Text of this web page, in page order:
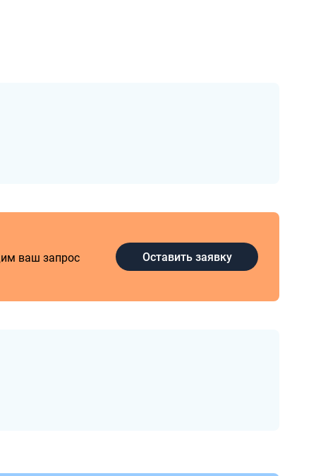
ваш запрос
Оставить заявку